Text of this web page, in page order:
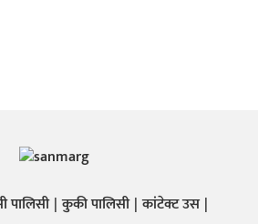
पालिसी कुकी पालिसी कांटेक्ट उस